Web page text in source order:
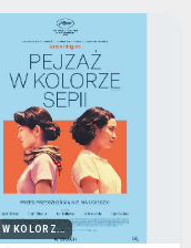
W KOLORZ...